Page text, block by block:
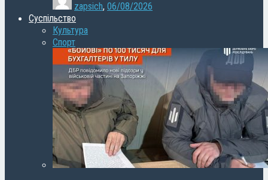
zapsich, 06/08/2026
Суспільство
Культура
Спорт